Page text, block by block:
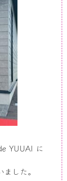
YUUAI に
した。